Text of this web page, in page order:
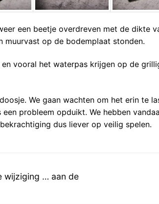
een beetje overdreven met de dikte
muurvast op de bodemplaat stonden.
vooral het waterpas krijgen op de
We gaan wachten om het erin te
probleem opduikt. We hebben
dus liever op veilig spelen.
wijziging … aan de